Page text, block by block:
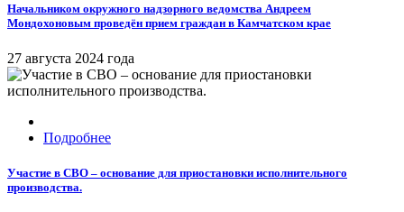
Начальником окружного надзорного ведомства Андреем
Мондохоновым проведён прием граждан в Камчатском крае
27 августа 2024 года
Подробнее
Участие в СВО – основание для приостановки исполнительного
производства.